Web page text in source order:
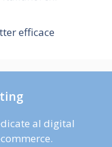
efficace
al digital